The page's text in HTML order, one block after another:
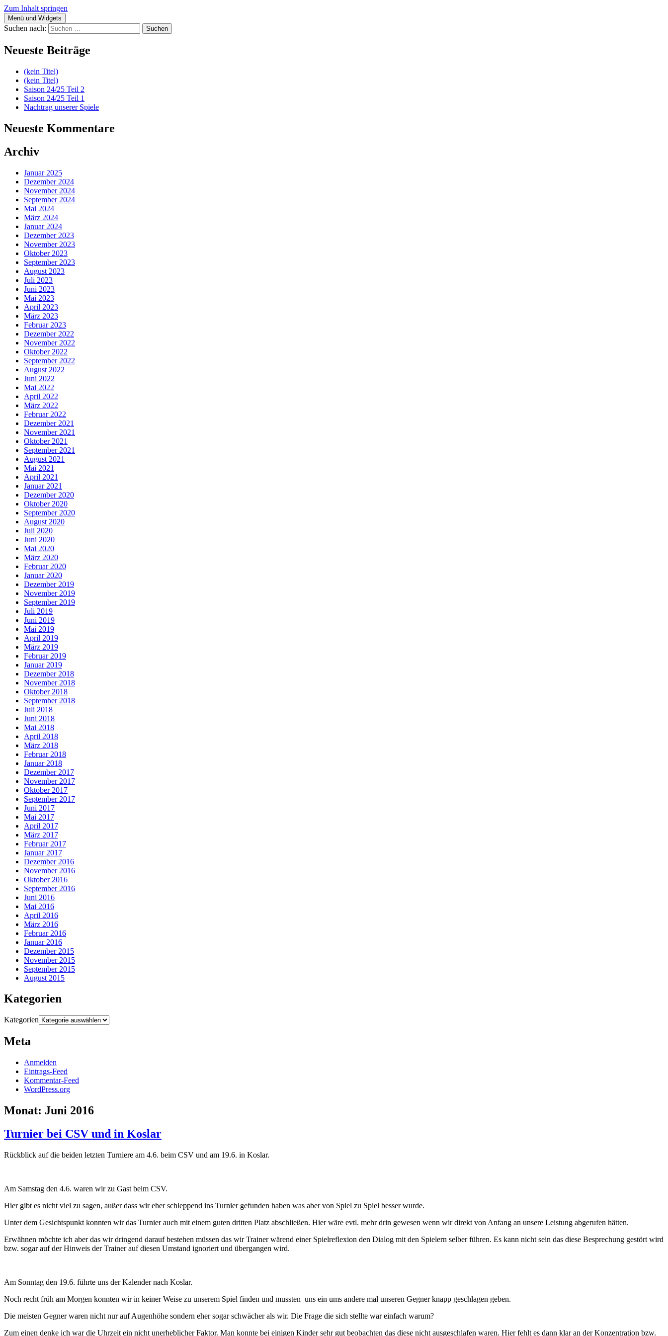
Zum Inhalt springen
fussball.nenitschka.de
News Blog der F-Jugend
Menü und Widgets
Suchen nach:
Neueste Beiträge
(kein Titel)
(kein Titel)
Saison 24/25 Teil 2
Saison 24/25 Teil 1
Nachtrag unserer Spiele
Neueste Kommentare
Archiv
Januar 2025
Dezember 2024
November 2024
September 2024
Mai 2024
März 2024
Januar 2024
Dezember 2023
November 2023
Oktober 2023
September 2023
August 2023
Juli 2023
Juni 2023
Mai 2023
April 2023
März 2023
Februar 2023
Dezember 2022
November 2022
Oktober 2022
September 2022
August 2022
Juni 2022
Mai 2022
April 2022
März 2022
Februar 2022
Dezember 2021
November 2021
Oktober 2021
September 2021
August 2021
Mai 2021
April 2021
Januar 2021
Dezember 2020
Oktober 2020
September 2020
August 2020
Juli 2020
Juni 2020
Mai 2020
März 2020
Februar 2020
Januar 2020
Dezember 2019
November 2019
September 2019
Juli 2019
Juni 2019
Mai 2019
April 2019
März 2019
Februar 2019
Januar 2019
Dezember 2018
November 2018
Oktober 2018
September 2018
Juli 2018
Juni 2018
Mai 2018
April 2018
März 2018
Februar 2018
Januar 2018
Dezember 2017
November 2017
Oktober 2017
September 2017
Juni 2017
Mai 2017
April 2017
März 2017
Februar 2017
Januar 2017
Dezember 2016
November 2016
Oktober 2016
September 2016
Juni 2016
Mai 2016
April 2016
März 2016
Februar 2016
Januar 2016
Dezember 2015
November 2015
September 2015
August 2015
Kategorien
Kategorien
Meta
Anmelden
Eintrags-Feed
Kommentar-Feed
WordPress.org
Monat: Juni 2016
Turnier bei CSV und in Koslar
Rückblick auf die beiden letzten Turniere am 4.6. beim CSV und am 19.6. in Koslar.
Am Samstag den 4.6. waren wir zu Gast beim CSV.
Hier gibt es nicht viel zu sagen, außer dass wir eher schleppend ins Turnier gefunden haben was aber von Spiel zu Spiel besser wurde.
Unter dem Gesichtspunkt konnten wir das Turnier auch mit einem guten dritten Platz abschließen. Hier wäre evtl. mehr drin gewesen wenn wir direkt von Anfang an unsere Leistung abgerufen hätten.
Erwähnen möchte ich aber das wir dringend darauf bestehen müssen das wir Trainer wärend einer Spielreflexion den Dialog mit den Spielern selber führen. Es kann nicht sein das diese Besprechung gestört wird
bzw. sogar auf der Hinweis der Trainer auf diesen Umstand ignoriert und übergangen wird.
Am Sonntag den 19.6. führte uns der Kalender nach Koslar.
Noch recht früh am Morgen konnten wir in keiner Weise zu unserem Spiel finden und mussten uns ein ums andere mal unseren Gegner knapp geschlagen geben.
Die meisten Gegner waren nicht nur auf Augenhöhe sondern eher sogar schwächer als wir. Die Frage die sich stellte war einfach warum?
Zum einen denke ich war die Uhrzeit ein nicht unerheblicher Faktor. Man konnte bei einigen Kinder sehr gut beobachten das diese nicht ausgeschlafen waren. Hier fehlt es dann klar an der Konzentration bzw.